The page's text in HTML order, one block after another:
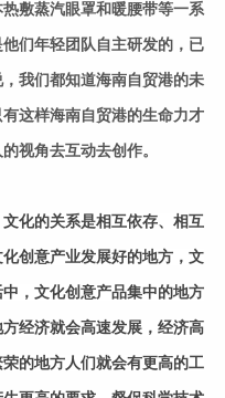
敷蒸汽眼罩和暖腰带等一系
们年轻团队自主研发的，已
我们都知道海南自贸港的未
这样海南自贸港的生命力才
视角去互动去创作。
化的关系是相互依存、相互
创意产业发展好的地方，文
，文化创意产品集中的地方
经济就会高速发展，经济高
的地方人们就会有更高的工